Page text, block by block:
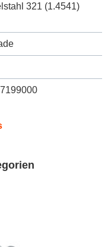
321 (1.4541)